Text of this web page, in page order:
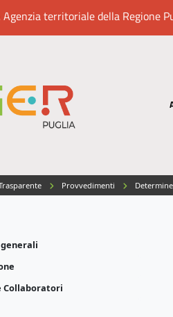
Agenzia territoriale della Regione
Provvedimenti
Collaboratori